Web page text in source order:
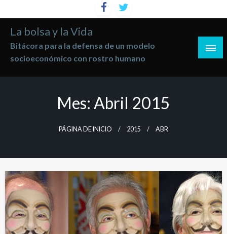
al
contenido
La bolsa y la Vida
Bitácora para la defensa de un modelo
socioeconómico con rostro humano
Mes: Abril 2015
PÁGINA DE INICIO 2015 ABR